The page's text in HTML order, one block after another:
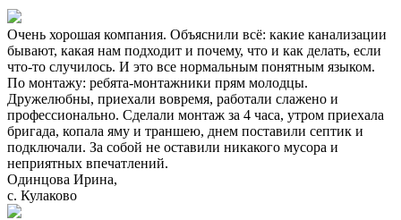
Очень хорошая компания. Объяснили всё: какие канализации
бывают, какая нам подходит и почему, что и как делать, если
что-то случилось. И это все нормальным понятным языком.
По монтажу: ребята-монтажники прям молодцы.
Дружелюбны, приехали вовремя, работали слажено и
профессионально. Сделали монтаж за 4 часа, утром приехала
бригада, копала яму и траншею, днем поставили септик и
подключали. За собой не оставили никакого мусора и
неприятных впечатлений.
Одинцова Ирина,
с. Кулаково